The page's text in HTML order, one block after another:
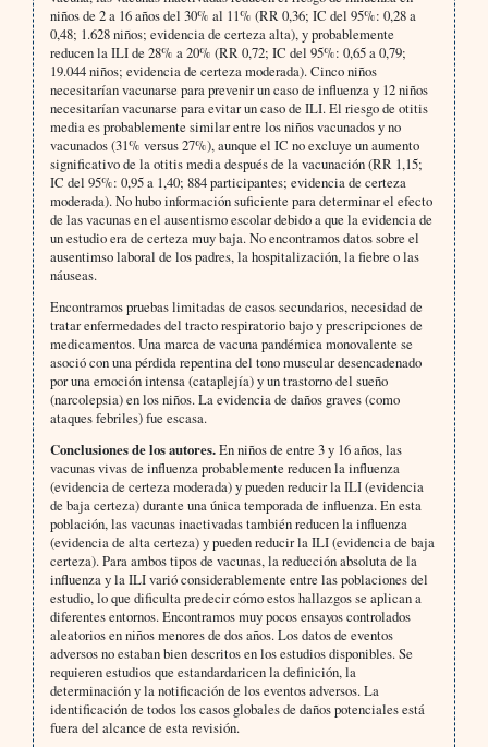
niños de 2 a 16 años del 30% al 11% (RR 0,36; IC del 95%: 0,28 a
0,48; 1.628 niños; evidencia de certeza alta), y probablemente
reducen la ILI de 28% a 20% (RR 0,72; IC del 95%: 0,65 a 0,79;
19.044 niños; evidencia de certeza moderada). Cinco niños
necesitarían vacunarse para prevenir un caso de influenza y 12 niños
necesitarían vacunarse para evitar un caso de ILI. El riesgo de otitis
media es probablemente similar entre los niños vacunados y no
vacunados (31% versus 27%), aunque el IC no excluye un aumento
significativo de la otitis media después de la vacunación (RR 1,15;
IC del 95%: 0,95 a 1,40; 884 participantes; evidencia de certeza
moderada). No hubo información suficiente para determinar el efecto
de las vacunas en el ausentismo escolar debido a que la evidencia de
un estudio era de certeza muy baja. No encontramos datos sobre el
ausentimso laboral de los padres, la hospitalización, la fiebre o las
náuseas.
Encontramos pruebas limitadas de casos secundarios, necesidad de
tratar enfermedades del tracto respiratorio bajo y prescripciones de
medicamentos. Una marca de vacuna pandémica monovalente se
asoció con una pérdida repentina del tono muscular desencadenado
por una emoción intensa (cataplejía) y un trastorno del sueño
(narcolepsia) en los niños. La evidencia de daños graves (como
ataques febriles) fue escasa.
Conclusiones de los autores.En niños de entre 3 y 16 años, las
vacunas vivas de influenza probablemente reducen la influenza
(evidencia de certeza moderada) y pueden reducir la ILI (evidencia
de baja certeza) durante una única temporada de influenza. En esta
población, las vacunas inactivadas también reducen la influenza
(evidencia de alta certeza) y pueden reducir la ILI (evidencia de baja
certeza). Para ambos tipos de vacunas, la reducción absoluta de la
influenza y la ILI varió considerablemente entre las poblaciones del
estudio, lo que dificulta predecir cómo estos hallazgos se aplican a
diferentes entornos. Encontramos muy pocos ensayos controlados
aleatorios en niños menores de dos años. Los datos de eventos
adversos no estaban bien descritos en los estudios disponibles. Se
requieren estudios que estandardaricen la definición, la
determinación y la notificación de los eventos adversos. La
identificación de todos los casos globales de daños potenciales está
fuera del alcance de esta revisión.